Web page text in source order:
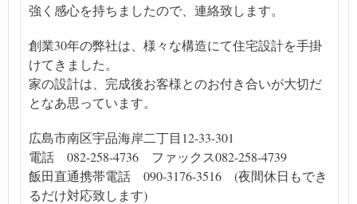
強く感心を持ちましたので、連絡致します。
創業30年の弊社は、様々な構造にて住宅設計を手掛
けてきました。
家の設計は、完成後お客様とのお付き合いが大切だ
となあ思っています。
広島市南区宇品海岸二丁目12-33-301
電話 082-258-4736 ファックス082-258-4739
飯田直通携帯電話 090-3176-3516 (夜間休日もでき
るだけ対応致します)